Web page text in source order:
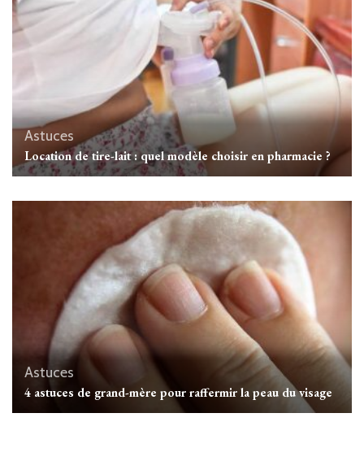
Astuces
Location de tire-lait : quel modèle choisir en pharmacie ?
Astuces
4 astuces de grand-mère pour raffermir la peau du visage